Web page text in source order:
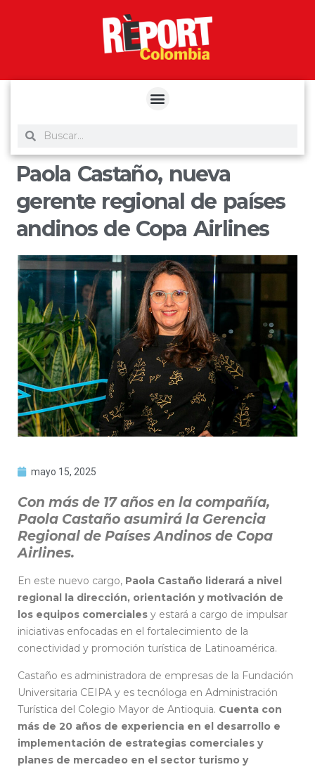
Paola Castaño, nueva
gerente regional de países
andinos de Copa Airlines
mayo 15, 2025
Con más de 17 años en la compañía,
Paola Castaño asumirá la Gerencia
Regional de Países Andinos de Copa
Airlines.
En este nuevo cargo, Paola Castaño liderará a nivel
regional la dirección, orientación y motivación de
los equipos comerciales y estará a cargo de impulsar
iniciativas enfocadas en el fortalecimiento de la
conectividad y promoción turística de Latinoamérica.
Castaño es administradora de empresas de la Fundación
Universitaria CEIPA y es tecnóloga en Administración
Turística del Colegio Mayor de Antioquia. Cuenta con
más de 20 años de experiencia en el desarrollo e
implementación de estrategias comerciales y
planes de mercadeo en el sector turismo y